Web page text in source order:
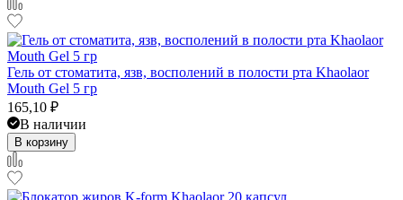
Гель от стоматита, язв, восполений в полости рта Khaolaor
Mouth Gel 5 гр
165,10 ₽
В наличии
В корзину